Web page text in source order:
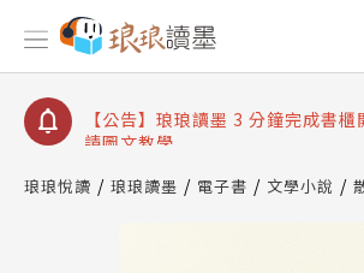
【公告】琅琅讀墨數位閱讀資產合
【公告】琅琅讀墨書櫃開通常見問
【公告】琅琅讀墨 3 分鐘完成書
請圖文教學
查詢
琅琅悅讀 琅琅讀墨 電子書 文學小說